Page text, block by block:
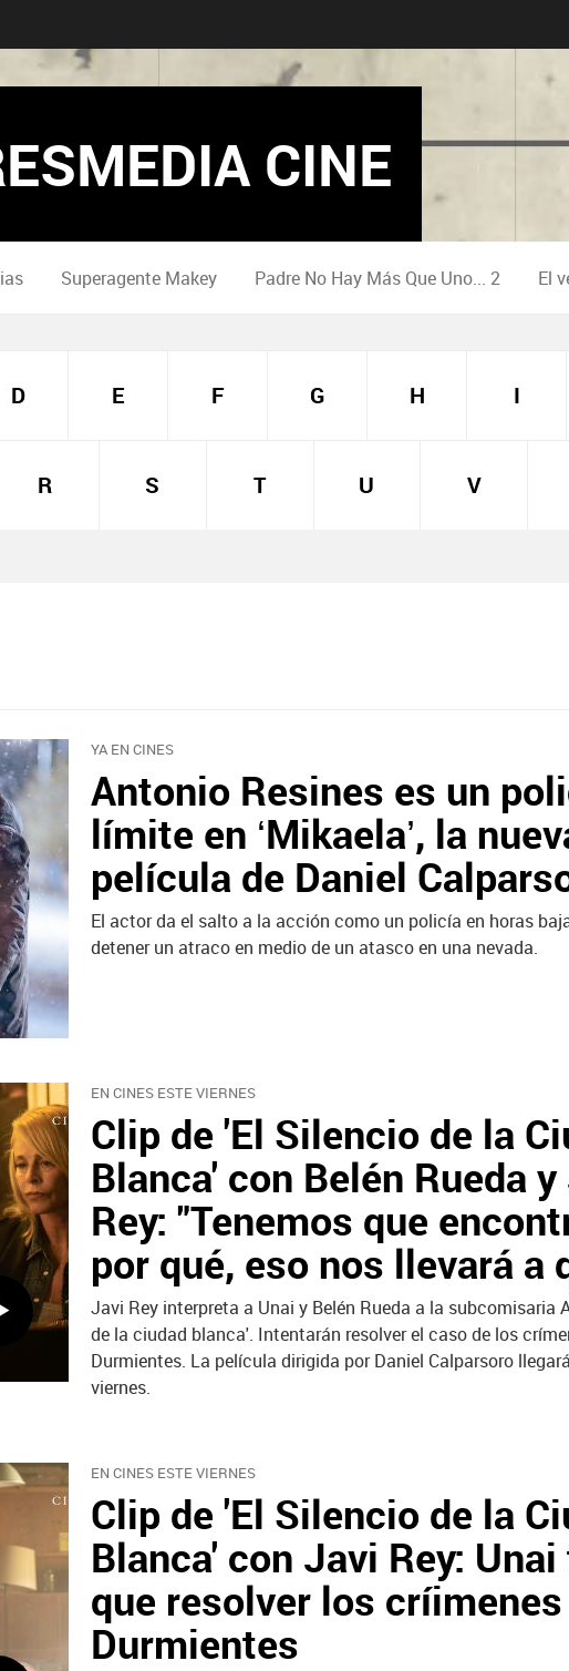
CINE
Superagente Makey Padre No Hay Más Que Uno... 2 El
D E F G H I
R S T U V
YA EN CINES
Antonio Resines es un
límite en ‘Mikaela’, la
película de Daniel
El actor da el salto a la acción como un policía en horas
detener un atraco en medio de un atasco en una nevada.
EN CINES ESTE VIERNES
Clip de 'El Silencio de la
Blanca' con Belén Rueda
Rey: "Tenemos que
por qué, eso nos llevará a
Javi Rey interpreta a Unai y Belén Rueda a la subcomisaria
de la ciudad blanca'. Intentarán resolver el caso de los
Durmientes. La película dirigida por Daniel Calparsoro
viernes.
EN CINES ESTE VIERNES
Clip de 'El Silencio de la
Blanca' con Javi Rey:
que resolver los
Durmientes